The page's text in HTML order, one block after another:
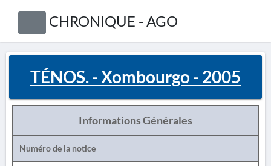
CHRONIQUE - AGO
TÉNOS. - Xombourgo - 2005
Informations Générales
Numéro de la notice